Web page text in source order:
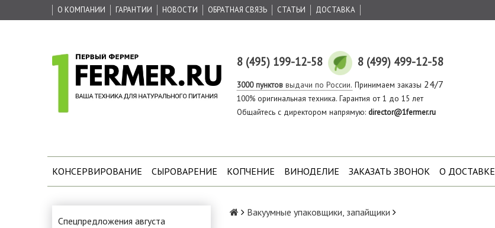
О КОМПАНИИ ГАРАНТИИ НОВОСТИ ОБРАТНАЯ СВЯЗЬ СТАТЬИ ДОСТАВКА
8 (495) 199-12-58 8 (499) 499-12-58
3000 пунктоввыдачи по России. Принимаем заказы 24/7
100% оригинальная техника. Гарантия от 1 до 15 лет
Общайтесь с директором напрямую: director@1fermer.ru
КОНСЕРВИРОВАНИЕ СЫРОВАРЕНИЕ КОПЧЕНИЕ ВИНОДЕЛИЕ ЗАКАЗАТЬ ЗВОНОК О ДОСТАВКЕ
Спецпредложения августа
Вакуумные упаковщики, запайщики